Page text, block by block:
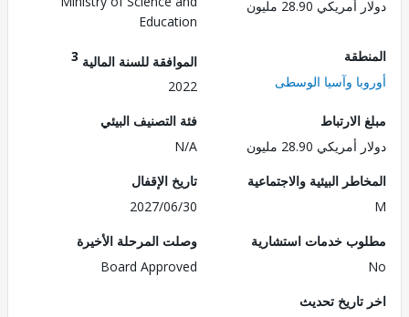
28.90 مليون
Education
وآسيا الوسطى
الموافقة للسنة المالية3
28.90 مليون
فئة التصنيف البيئي
البيئية والاجتماعية
تاريخ الإقفال
2027/06/30
خدمات استشارية
وصلت المرحلة الأخيرة
Board Approved
تحديث